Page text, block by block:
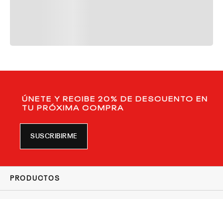
ÚNETE Y RECIBE 20% DE DESCUENTO EN
TU PRÓXIMA COMPRA
SUSCRIBIRME
PRODUCTOS